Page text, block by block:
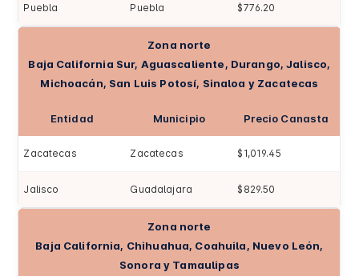
Puebla Puebla $776.20
Zona norte
Baja California Sur, Aguascaliente, Durango, Jalisco,
Michoacán, San Luis Potosí, Sinaloa y Zacatecas
Entidad Municipio Precio Canasta
Zacatecas Zacatecas $1,019.45
Jalisco Guadalajara $829.50
Zona norte
Baja California, Chihuahua, Coahuila, Nuevo León,
Sonora y Tamaulipas